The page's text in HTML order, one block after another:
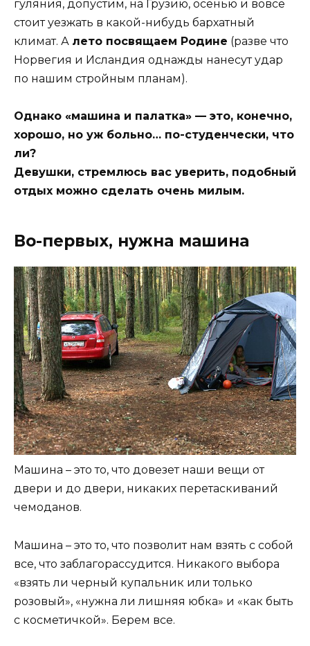
гуляния, допустим, на Грузию, осенью и вовсе
стоит уезжать в какой-нибудь бархатный
климат. А лето посвящаем Родине (разве что
Норвегия и Исландия однажды нанесут удар
по нашим стройным планам).
Однако «машина и палатка» — это, конечно,
хорошо, но уж больно… по-студенчески, что
ли?
Девушки, стремлюсь вас уверить, подобный
отдых можно сделать очень милым.
Во-первых, нужна машина
Машина – это то, что довезет наши вещи от
двери и до двери, никаких перетаскиваний
чемоданов.
Машина – это то, что позволит нам взять с собой
все, что заблагорассудится. Никакого выбора
«взять ли черный купальник или только
розовый», «нужна ли лишняя юбка» и «как быть
с косметичкой». Берем все.